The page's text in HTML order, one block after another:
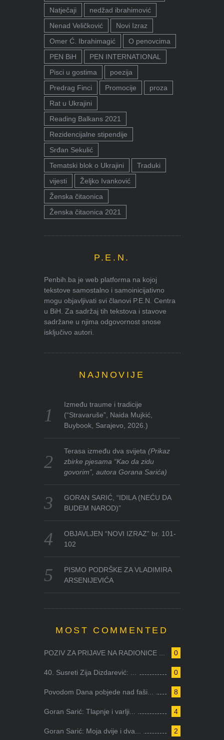
Natječaji
nedžad ibrahimović
Nenad Veličković
Novi Izraz
Omer Ć. Ibrahimagić
O penovcima
PEN BiH
PEN INTERNATIONAL
Pisci u gostima
poezija
Predrag Finci
Promocije
proza
Rat u Ukrajini
Reading Balkans 2021
Rezidencijalne stipendije
Srđan Sekulić
Tematski blok o Ukrajini
Traduki
vijesti
Željko Ivanković
Ženska čitaonica
Ženska čitaonica 2021
P.E.N.
Penbih.ba je web platforma na kojoj
tekstove samostalno i samoinicijativno
mogu objavljivati svi članovi P.E.N. Centra
u BiH. Za sadržaj tih tekstova i stavove
sadržane u njima odgovornost snose
isključivo autori.
NAJNOVIJE
Između traume i tradicije
(“Stravaruše”, Naida Mujkić,
Buybook, Sarajevo, 2026.)
Terasa između dva svijeta(Prikaz
zbirke pjesama “Kao da zidu
govorim”, autora Gorana Sarića)
GORAN SARIĆ, “IDILA (NEĆU DA
BUDEM NAROD)”
OBJAVLJEN “NOVI IZRAZ” br. 101-
102
PISMO PODRŠKE ZA VLADIMIRA
ARSENIJEVIĆA
MOST COMMENTED
0
POZIV ZA PRIJAVE NA RADIONICE ...
0
40. Susreti Zija Dizdarević: ...
8
Povodom Dana pobjede nad faši...
4
Goran Sarić: Tlapnje i varlji...
2
Goran Sarić: Moja dvije i dva...